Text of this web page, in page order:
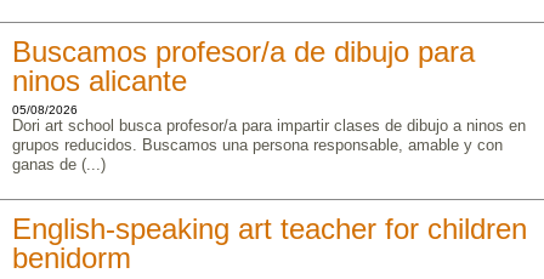
Buscamos profesor/a de dibujo para
ninos alicante
05/08/2026
Dori art school busca profesor/a para impartir clases de dibujo a ninos en
grupos reducidos. Buscamos una persona responsable, amable y con
ganas de (...)
English-speaking art teacher for children
benidorm